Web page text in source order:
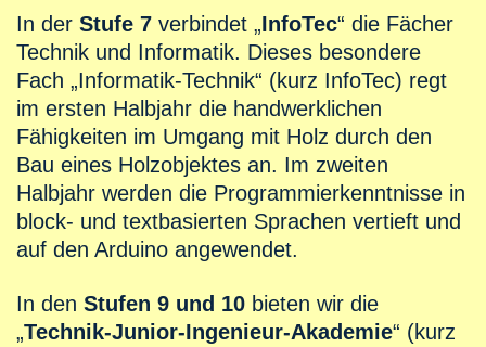
In der Stufe 7 verbindet „InfoTec“ die Fächer
Technik und Informatik. Dieses besondere
Fach „Informatik-Technik“ (kurz InfoTec) regt
im ersten Halbjahr die handwerklichen
Fähigkeiten im Umgang mit Holz durch den
Bau eines Holzobjektes an. Im zweiten
Halbjahr werden die Programmierkenntnisse in
block- und textbasierten Sprachen vertieft und
auf den Arduino angewendet.
In den Stufen 9 und 10 bieten wir die
„Technik-Junior-Ingenieur-Akademie“ (kurz